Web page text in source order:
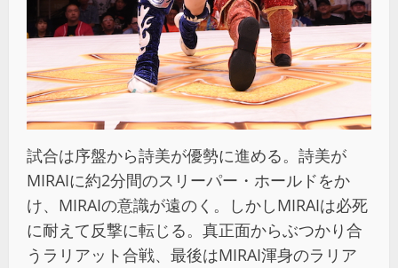
試合は序盤から詩美が優勢に進める。詩美が
MIRAIに約2分間のスリーパー・ホールドをか
け、MIRAIの意識が遠のく。しかしMIRAIは必死
に耐えて反撃に転じる。真正面からぶつかり合
うラリアット合戦、最後はMIRAI渾身のラリア